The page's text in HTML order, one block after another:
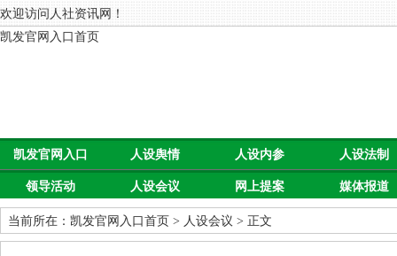
欢迎访问人社资讯网！
凯发官网入口首页
凯发官网入口
首页
人设舆情 人设内参 人设法制
领导活动 人设会议 网上提案 媒体报道
当前所在： 凯发官网入口首页 > 人设会议 > 正文